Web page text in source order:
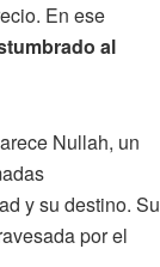
En ese
al
Nullah, un
y su destino. Su
por el